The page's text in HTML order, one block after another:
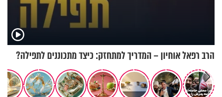
הרב רפאל אוחיון – המדריך למתחזק: כיצד מתכוננים לתפילה?